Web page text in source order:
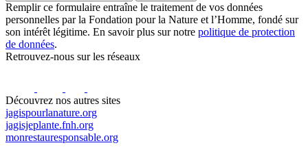
Remplir ce formulaire entraîne le traitement de vos données
personnelles par la Fondation pour la Nature et l’Homme, fondé sur
son intérêt légitime. En savoir plus sur notre politique de protection
de données.
Retrouvez-nous sur les réseaux
Découvrez nos autres sites
jagispourlanature.org
jagisjeplante.fnh.org
monrestauresponsable.org